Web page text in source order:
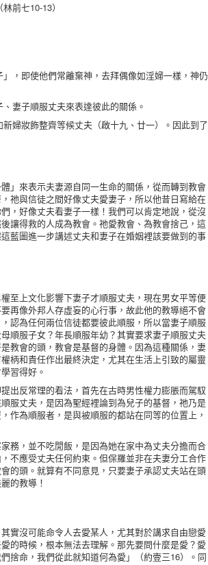
前七10-13）
，即使他們常離棄神，去拜偶像如淫婦一樣，神仍
妻子順服丈夫來表達彼此的關係。
婦妝飾整齊等候丈夫（啟十九、廿一）。因此到了
來表示夫妻源自同一生命的關係，從而轉到教會
祂與信徒之間好像丈夫愛妻子，所以他昔日寫給在
，好像丈夫看妻子一樣！我們可以肯定地說，從沒
讓得救的人成為教會。祂愛教會、為教會捨己，這
藍圖進一步講述丈夫和妻子在婚姻裡該要做到的事
上文化影響下妻子才順服丈夫，現在男女平等便
再像外邦人存虛妄的心行事，故此他的教導絕不會
認為任何兩位信徒都要彼此順服，所以當妻子順服
順服子女？年長順服年幼？其實要求妻子順服丈夫
教會的頭，教會是基督的身體。因為這種關係，妻
柄和責任作出最終決定，尤其在生活上引致的屬靈
習得好。
反常理的看法，首先在古時男性權力膨脹而駕馭
服丈夫，是因為聖經裡論到為兒子的基督，祂乃是
作為順服者，是與被順服的都站在同等的位置上，
，並不吃閒飯，是因為她在家中為丈夫分擔而合
不應受丈夫任何約束。但保羅並非在夫妻分工合作
的頭。就算有不同意見，只要妻子承認丈夫站在頭
的教導！
沒可能命令人去愛某人，尤其對於講求自由戀愛
的時候，根本無法去理解。那先要問什麼是愛？愛
捨命，我們從此就知道何為愛」（約壹三16）。同